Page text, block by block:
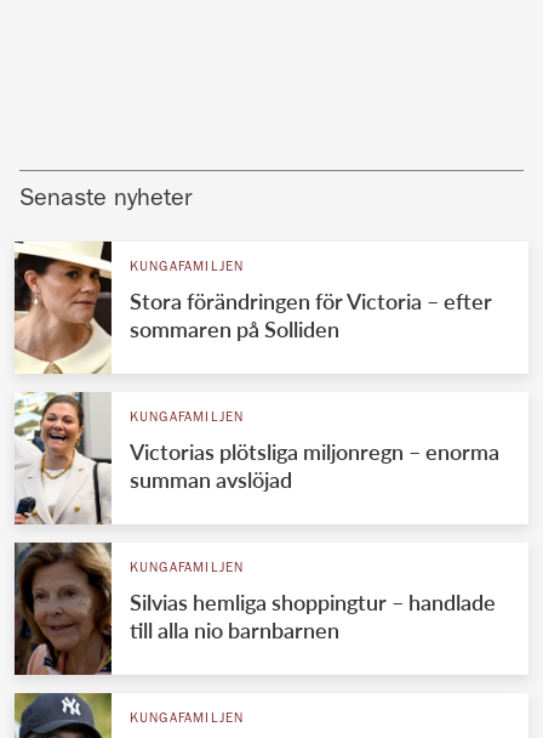
Senaste nyheter
KUNGAFAMILJEN
Stora förändringen för Victoria – efter
sommaren på Solliden
KUNGAFAMILJEN
Victorias plötsliga miljonregn – enorma
summan avslöjad
KUNGAFAMILJEN
Silvias hemliga shoppingtur – handlade
till alla nio barnbarnen
KUNGAFAMILJEN